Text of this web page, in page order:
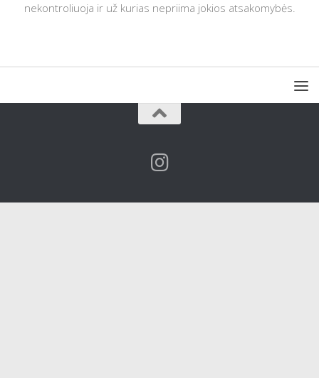
nekontroliuoja ir už kurias nepriima jokios atsakomybės.